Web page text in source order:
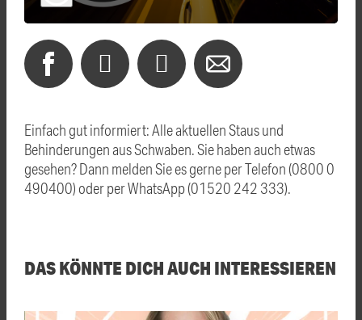
Einfach gut informiert: Alle aktuellen Staus und
Behinderungen aus Schwaben. Sie haben auch etwas
gesehen? Dann melden Sie es gerne per Telefon (0800 0
490400) oder per WhatsApp (01520 242 333).
DAS KÖNNTE DICH AUCH INTERESSIEREN